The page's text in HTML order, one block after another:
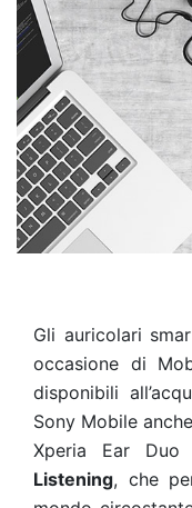
Gli auricolari
occasione di
disponibili
Sony Mobile
Xperia Ear Duo
Listening, che